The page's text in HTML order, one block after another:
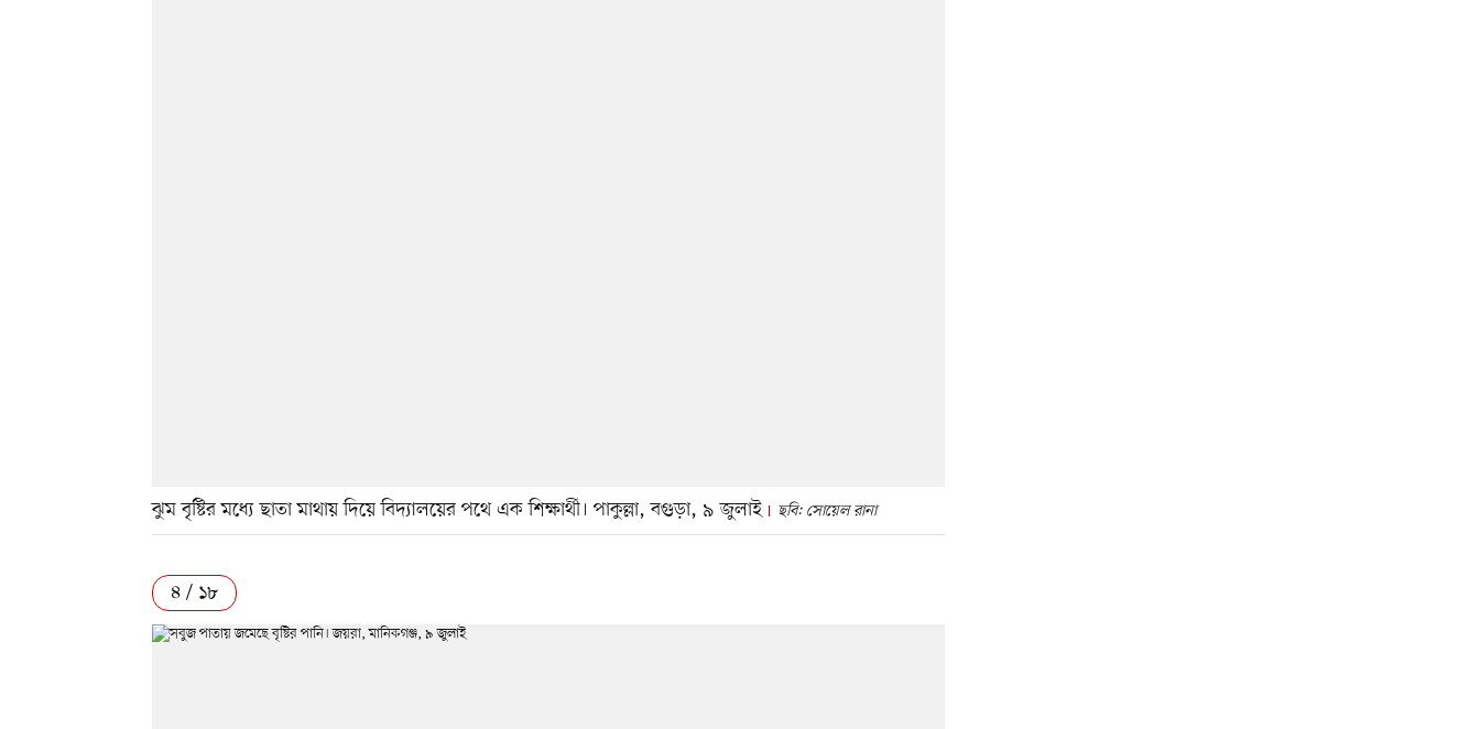
ঝুম বৃষ্টির মধ্যে ছাতা মাথায় দিয়ে বিদ্যালয়ের পথে এক শিক্ষার্থী। পাকুল্লা, বগুড়া, ৯ জুলাই ছবি: সোয়েল রানা
৪ / ১৮